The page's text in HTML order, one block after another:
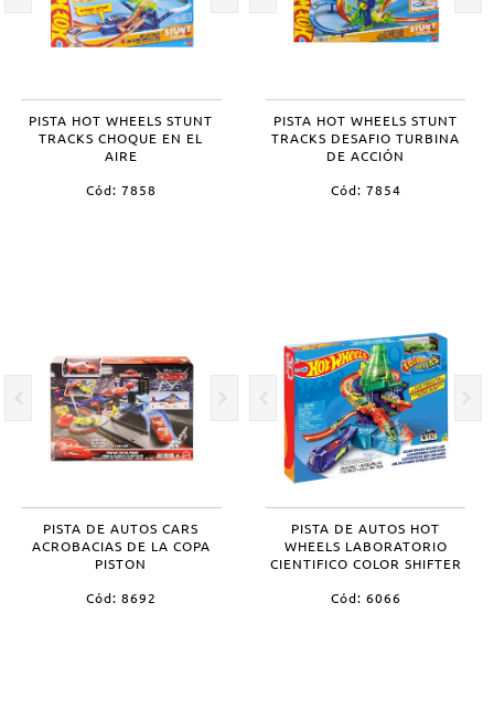
PISTA HOT WHEELS STUNT
TRACKS CHOQUE EN EL
AIRE
Cód: 7858
PISTA HOT WHEELS STUNT
TRACKS DESAFIO TURBINA
DE ACCIÓN
Cód: 7854
PISTA DE AUTOS CARS
ACROBACIAS DE LA COPA
PISTON
Cód: 8692
PISTA DE AUTOS HOT
WHEELS LABORATORIO
CIENTIFICO COLOR SHIFTER
Cód: 6066